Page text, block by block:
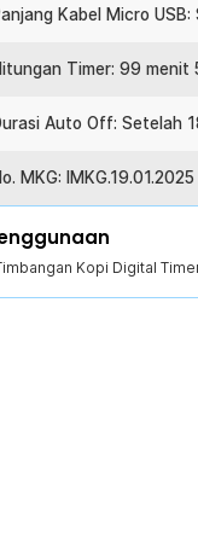
berat wadah
kapan saja bukan
pembelian produk
Kabel Micro
Timer: 99 menit
Auto Off: Setelah
MKG: IMKG.19.01.2025
Kopi Digital